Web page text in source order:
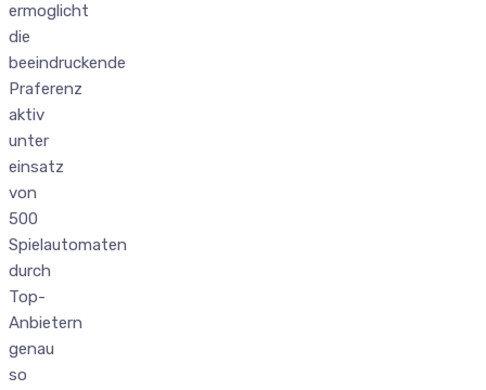
ermoglicht
die
beeindruckende
Praferenz
aktiv
unter
einsatz
von
500
Spielautomaten
durch
Top-
Anbietern
genau
so